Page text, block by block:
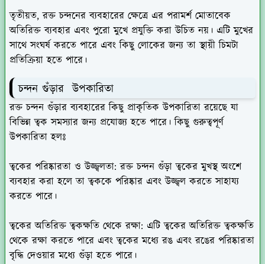
তৃতীয়ত, রক্ত চন্দনের ব্যবহারের ক্ষেত্রে এর পরামর্শ মোতাবেক
অতিরিক্ত ব্যবহার এবং পুরো মুখে প্রযুক্তি করা উচিত নয়। এটি মুখের
সাথে সংঘর্ষ করতে পারে এবং কিছু লোকের জন্য তা স্থায়ী চিমটা
প্রতিক্রিয়া হতে পারে।
চন্দন গুঁড়ার উপকারিতা
রক্ত চন্দন গুঁড়ার ব্যবহারের কিছু প্রাকৃতিক উপকারিতা রয়েছে যা
বিভিন্ন ত্বক সমস্যার জন্য প্রযোজ্য হতে পারে। কিছু গুরুত্বপূর্ণ
উপকারিতা হলঃ
ত্বকের পরিষ্কারতা ও উজ্জ্বলতা: রক্ত চন্দন গুঁড়া ত্বকের মুখস্থ অংশে
ব্যবহার করা হলে তা ত্বককে পরিষ্কার এবং উজ্জ্বল করতে সাহায্য
করতে পারে।
ত্বকের অতিরিক্ত ত্বকক্ষতি থেকে রক্ষা: এটি ত্বকের অতিরিক্ত ত্বকক্ষতি
থেকে রক্ষা করতে পারে এবং ত্বকের মধ্যে রঙ এবং রঙের পরিষ্কারতা
বৃদ্ধি দেওয়ার মধ্যে গুঁড়া হতে পারে।